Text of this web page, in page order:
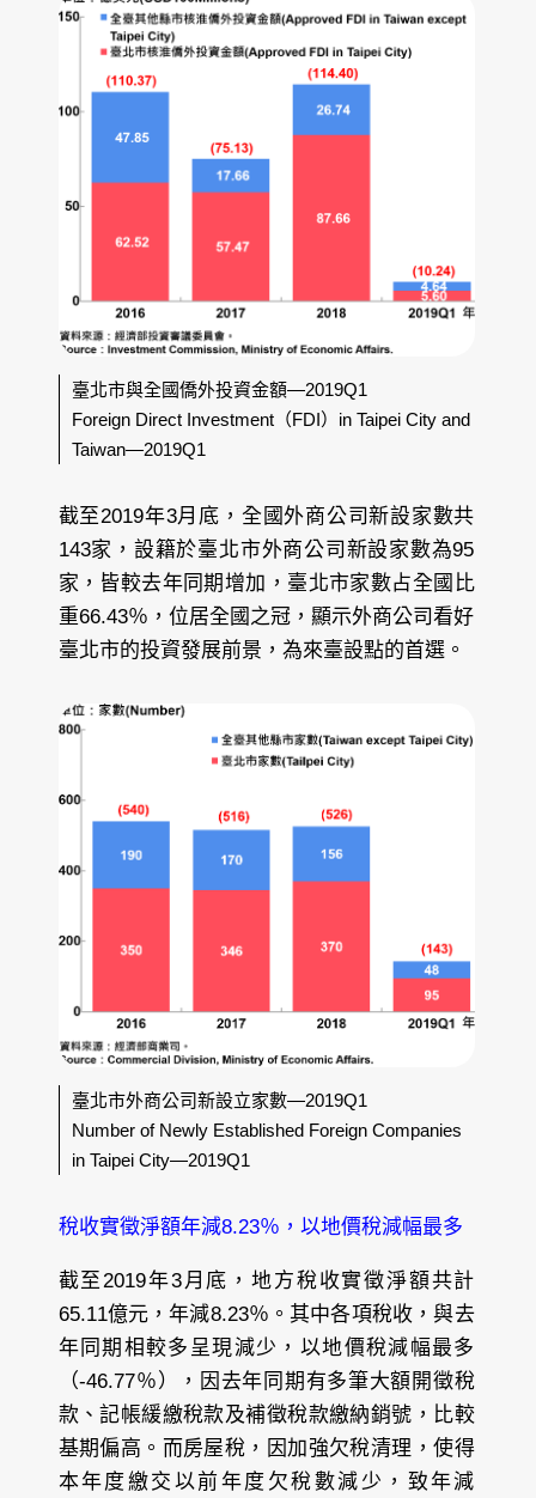
臺北市與全國僑外投資金額—2019Q1
Foreign Direct Investment（FDI）in Taipei City and
Taiwan—2019Q1
截至2019年3月底，全國外商公司新設家數共
143家，設籍於臺北市外商公司新設家數為95
家，皆較去年同期增加，臺北市家數占全國比
重66.43％，位居全國之冠，顯示外商公司看好
臺北市的投資發展前景，為來臺設點的首選。
臺北市外商公司新設立家數—2019Q1
Number of Newly Established Foreign Companies
in Taipei City—2019Q1
稅收實徵淨額年減8.23％，以地價稅減幅最多
截至2019年3月底，地方稅收實徵淨額共計
65.11億元，年減8.23％。其中各項稅收，與去
年同期相較多呈現減少，以地價稅減幅最多
（-46.77％），因去年同期有多筆大額開徵稅
款、記帳緩繳稅款及補徵稅款繳納銷號，比較
基期偏高。而房屋稅，因加強欠稅清理，使得
本年度繳交以前年度欠稅數減少，致年減